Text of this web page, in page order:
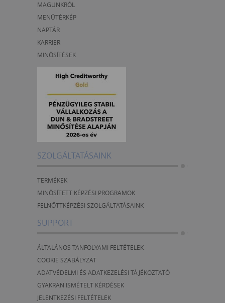
MAGUNKRÓL
MENÜTÉRKÉP
NAPTÁR
KARRIER
MINŐSÍTÉSEK
SZOLGÁLTATÁSAINK
TERMÉKEK
MINŐSÍTETT KÉPZÉSI PROGRAMOK
FELNŐTTKÉPZÉSI SZOLGÁLTATÁSAINK
SUPPORT
ÁLTALÁNOS TANFOLYAMI FELTÉTELEK
COOKIE SZABÁLYZAT
ADATVÉDELMI ÉS ADATKEZELÉSI TÁJÉKOZTATÓ
GYAKRAN ISMÉTELT KÉRDÉSEK
JELENTKEZÉSI FELTÉTELEK